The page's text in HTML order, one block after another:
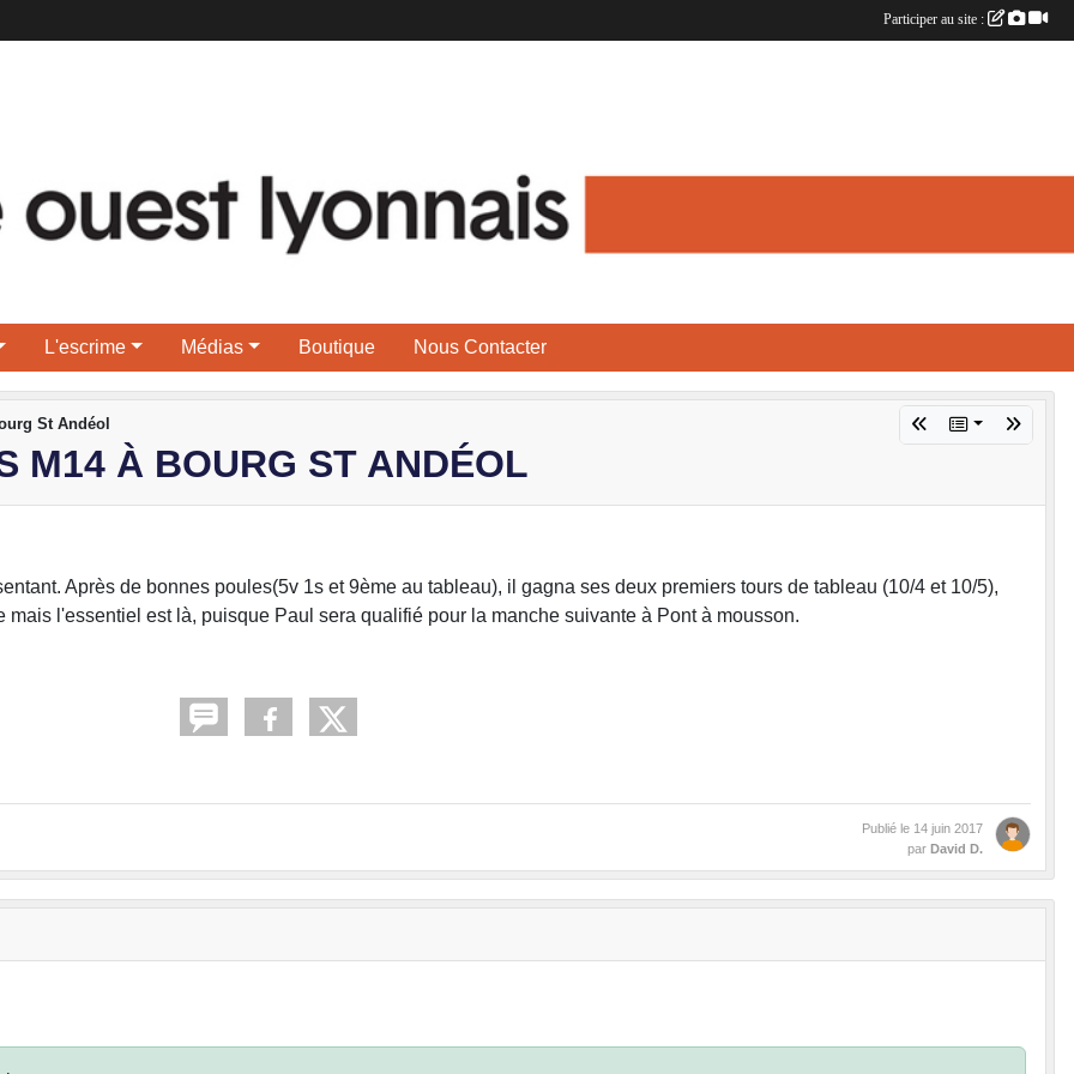
L'escrime Médias Boutique Nous Contacter
St Andéol
M14 À BOURG ST ANDÉOL
Après de bonnes poules(5v 1s et 9ème au tableau), il gagna ses deux premiers tours de tableau (10/4 et 10/5),
mais l'essentiel est là, puisque Paul sera qualifié pour la manche suivante à Pont à mousson.
Publié le 14 juin 2017
par David D.
Participer au site :